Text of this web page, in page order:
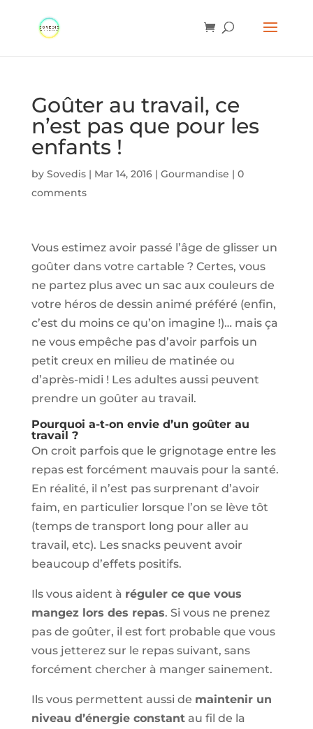
Goûter au travail, ce
n’est pas que pour les
enfants !
by Sovedis| Mar 14, 2016| Gourmandise | 0
comments
Vous estimez avoir passé l’âge de glisser un
goûter dans votre cartable ? Certes, vous
ne partez plus avec un sac aux couleurs de
votre héros de dessin animé préféré (enfin,
c’est du moins ce qu’on imagine !)… mais ça
ne vous empêche pas d’avoir parfois un
petit creux en milieu de matinée ou
d’après-midi ! Les adultes aussi peuvent
prendre un goûter au travail.
Pourquoi a-t-on envie d’un goûter au
travail ?
On croit parfois que le grignotage entre les
repas est forcément mauvais pour la santé.
En réalité, il n’est pas surprenant d’avoir
faim, en particulier lorsque l’on se lève tôt
(temps de transport long pour aller au
travail, etc). Les snacks peuvent avoir
beaucoup d’effets positifs.
Ils vous aident à réguler ce que vous
mangez lors des repas. Si vous ne prenez
pas de goûter, il est fort probable que vous
vous jetterez sur le repas suivant, sans
forcément chercher à manger sainement.
Ils vous permettent aussi de maintenir un
niveau d’énergie constantau fil de la